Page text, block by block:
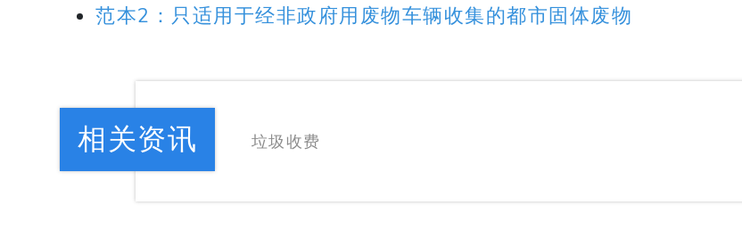
范本2：只适用于经非政府用废物车辆收集的都市固体废物
垃圾收费
相关资讯